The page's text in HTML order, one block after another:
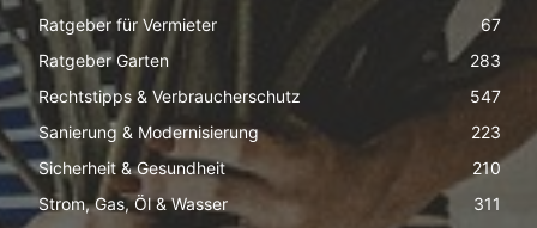
Ratgeber für Vermieter
67
Ratgeber Garten
283
Rechtstipps & Verbraucherschutz
547
Sanierung & Modernisierung
223
Sicherheit & Gesundheit
210
Strom, Gas, Öl & Wasser
311